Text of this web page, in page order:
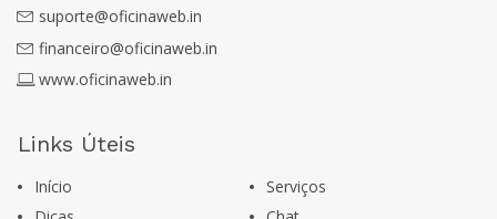
suporte@oficinaweb.in
financeiro@oficinaweb.in
www.oficinaweb.in
Links Úteis
Início
Serviços